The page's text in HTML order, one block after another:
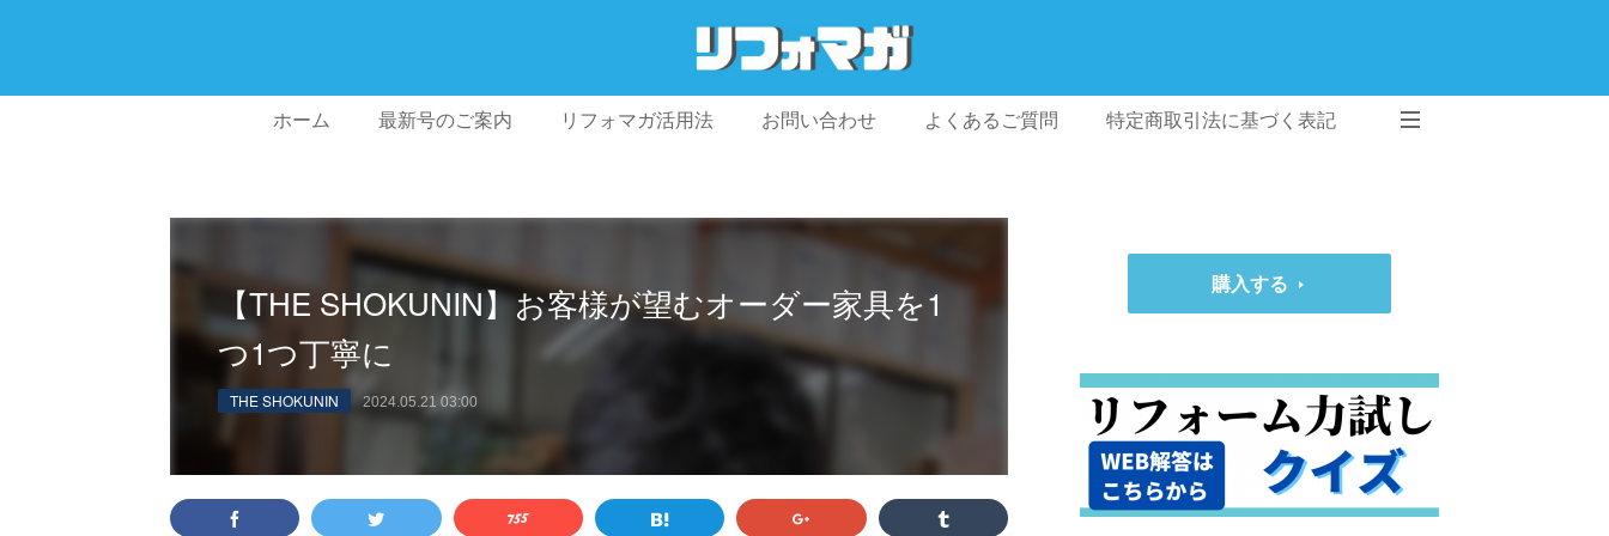
ホーム 最新号のご案内 リフォマガ活用法 お問い合わせ よくあるご質問 特定商取引法に基づく表記
【THE SHOKUNIN】お客様が望むオーダー家具を1
つ1つ丁寧に
THE SHOKUNIN 2024.05.21 03:00
購入する